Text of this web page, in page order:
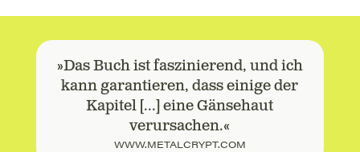
»Das Buch ist faszinierend, und ich
kann garantieren, dass einige der
Kapitel [...] eine Gänsehaut
verursachen.«
WWW.METALCRYPT.COM